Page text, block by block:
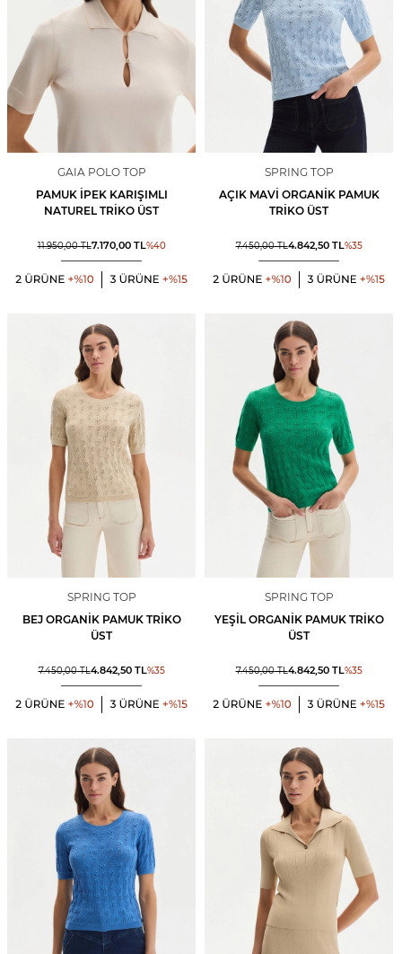
GAIA POLO TOP
PAMUK İPEK KARIŞIMLI
NATUREL TRIKO ÜST
11.950,00TL7.170,00TL%40
SPRING TOP
AÇIK MAVI ORGANIK PAMUK
TRIKO ÜST
7.450,00TL4.842,50TL%35
SPRING TOP
BEJ ORGANIK PAMUK TRIKO
ÜST
7.450,00TL4.842,50TL%35
SPRING TOP
YEŞIL ORGANIK PAMUK TRIKO
ÜST
7.450,00TL4.842,50TL%35